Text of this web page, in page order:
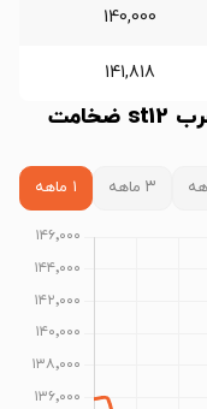
140,000
141,818
نمودار قیمت ورق روغنی فولاد غرب st12 ضخامت
۳ ماهه ۱ ماهه